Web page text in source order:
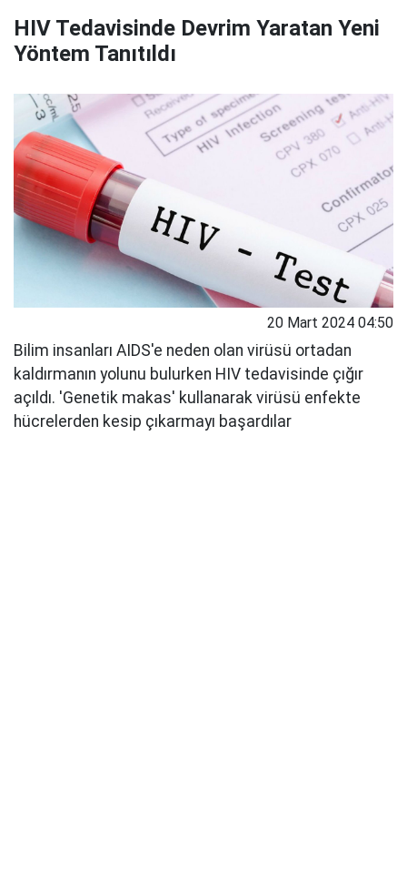
HIV Tedavisinde Devrim Yaratan Yeni
Yöntem Tanıtıldı
20 Mart 2024 04:50
Bilim insanları AIDS'e neden olan virüsü ortadan
kaldırmanın yolunu bulurken HIV tedavisinde çığır
açıldı. 'Genetik makas' kullanarak virüsü enfekte
hücrelerden kesip çıkarmayı başardılar